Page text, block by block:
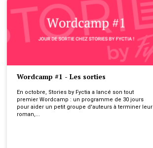
Wordcamp #1 - Les sorties
En octobre, Stories by Fyctia a lancé son tout
premier Wordcamp : un programme de 30 jours
pour aider un petit groupe d'auteurs à terminer leur
roman,...